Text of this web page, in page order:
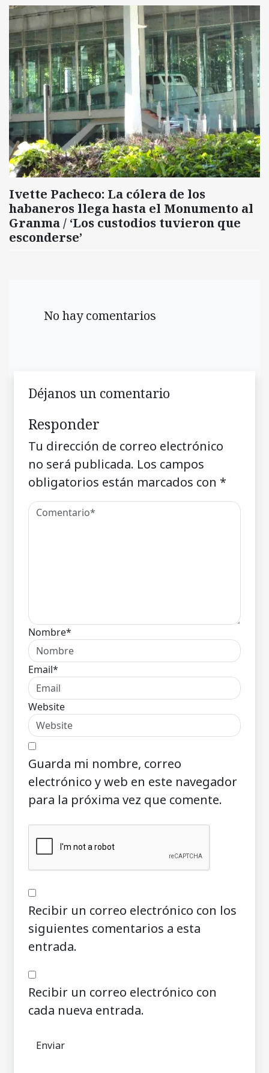
Ivette Pacheco: La cólera de los
habaneros llega hasta el Monumento al
Granma / ‘Los custodios tuvieron que
esconderse’
No hay comentarios
Déjanos un comentario
Responder
Tu dirección de correo electrónico
no será publicada. Los campos
obligatorios están marcados con *
Nombre*
Email*
Website
Guarda mi nombre, correo
electrónico y web en este navegador
para la próxima vez que comente.
Recibir un correo electrónico con los
siguientes comentarios a esta
entrada.
Recibir un correo electrónico con
cada nueva entrada.